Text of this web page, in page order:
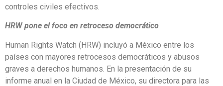
controles civiles efectivos.
HRW pone el foco en retroceso democrático
Human Rights Watch (HRW) incluyó a México entre los
países con mayores retrocesos democráticos y abusos
graves a derechos humanos. En la presentación de su
informe anual en la Ciudad de México, su directora para las